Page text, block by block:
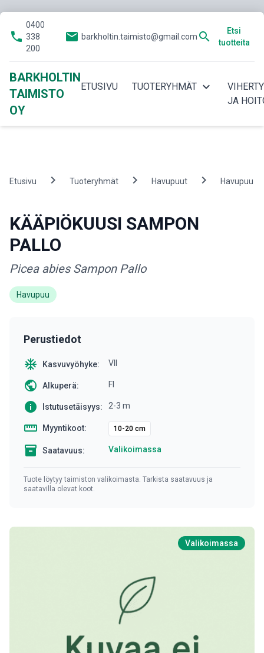
phone
0400
338
200
email barkholtin.taimisto@gmail.com search
Etsi
tuotteita
BARKHOLTIN
TAIMISTO
OY
ETUSIVU TUOTERYHMÄT expand_more
JA
Etusivu chevron_right Tuoteryhmät chevron_right Havupuut chevron_right Havupuu
KÄÄPIÖKUUSI SAMPON
PALLO
Picea abies Sampon Pallo
Havupuu
Perustiedot
ac_unit Kasvuvyöhyke: VII
public Alkuperä: FI
info Istutusetäisyys: 2-3 m
straighten Myyntikoot: 10-20 cm
inventory Saatavuus: Valikoimassa
Tuote löytyy taimiston valikoimasta. Tarkista saatavuus ja
saatavilla olevat koot.
Valikoimassa